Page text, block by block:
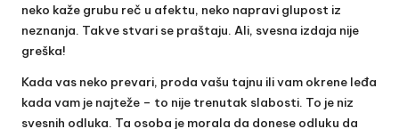
neko kaže grubu reč u afektu, neko napravi glupost iz
neznanja. Takve stvari se praštaju. Ali, svesna izdaja nije
greška!
Kada vas neko prevari, proda vašu tajnu ili vam okrene leđa
kada vam je najteže – to nije trenutak slabosti. To je niz
svesnih odluka. Ta osoba je morala da donese odluku da